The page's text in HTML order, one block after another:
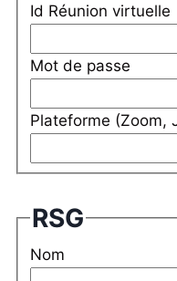
Id Réunion virtuelle
Mot de passe
Plateforme (Zoom,
RSG
Nom